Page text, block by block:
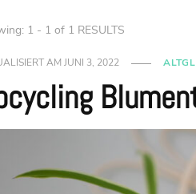
1 - 1 of 1 RESULTS
AMJUNI 3, 2022